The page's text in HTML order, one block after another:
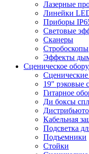
Лазерные
Линейки
Приборы
Световые
Сканеры
Стробоскопы
Эффекты
Сценическое
19" рэковые
Гитарное
Ди боксы
Кабельная
Подсветка
Подъемники
Стойки